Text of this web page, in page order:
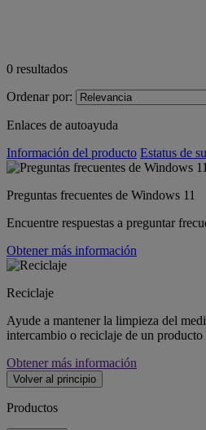
0 resultados
Ordenar por:
Enlaces de autoayuda
Información del producto Estatus de
Preguntas frecuentes de Windows 11
Encuentre respuestas a preguntar
Obtener más información
Reciclaje
Ayude a mantener la limpieza del
intercambio o reciclaje de un producto
Obtener más información
Volver al principio
Productos